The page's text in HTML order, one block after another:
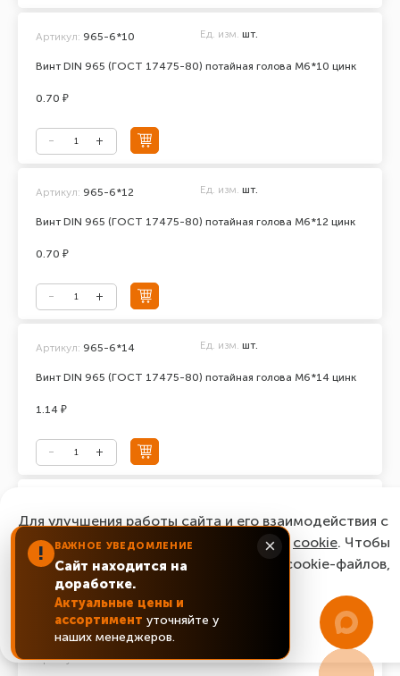
Винт DIN 965 (ГОСТ 17475-80) потайная голова М6*10 цинк
Артикул: 965-6*10 Ед. изм. шт.
0.70 ₽
Винт DIN 965 (ГОСТ 17475-80) потайная голова М6*12 цинк
Артикул: 965-6*12 Ед. изм. шт.
0.70 ₽
Винт DIN 965 (ГОСТ 17475-80) потайная голова М6*14 цинк
Артикул: 965-6*14 Ед. изм. шт.
1.14 ₽
Винт DIN 965 (ГОСТ 17475-80) потайная голова М6*16 цинк
0.87 ₽
Артикул: 965-6*20 Ед. изм. шт.
! ВАЖНОЕ УВЕДОМЛЕНИЕ
Сайт находится на
доработке.
Актуальные цены и
ассортимент уточняйте у
наших менеджеров.
×
Для улучшения работы сайта и его взаимодействия с
пользователями мы используем файлы cookie. Чтобы
согласиться с нашим использованием cookie-файлов,
нажмите “Ок, понятно!”
ОК, понятно!